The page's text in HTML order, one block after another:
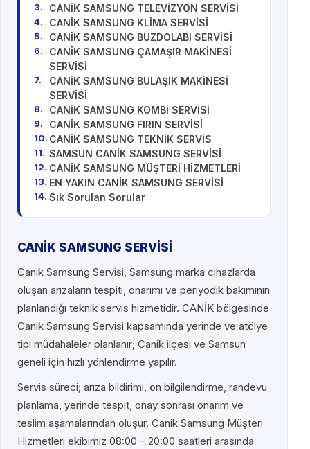
CANİK SAMSUNG TELEVİZYON SERVİSİ
CANİK SAMSUNG KLİMA SERVİSİ
CANİK SAMSUNG BUZDOLABI SERVİSİ
CANİK SAMSUNG ÇAMAŞIR MAKİNESİ
SERVİSİ
CANİK SAMSUNG BULAŞIK MAKİNESİ
SERVİSİ
CANİK SAMSUNG KOMBİ SERVİSİ
CANİK SAMSUNG FIRIN SERVİSİ
CANİK SAMSUNG TEKNİK SERVİS
SAMSUN CANİK SAMSUNG SERVİSİ
CANİK SAMSUNG MÜŞTERİ HİZMETLERİ
EN YAKIN CANİK SAMSUNG SERVİSİ
Sık Sorulan Sorular
CANİK SAMSUNG SERVİSİ
Canik Samsung Servisi, Samsung marka cihazlarda
oluşan arızaların tespiti, onarımı ve periyodik bakımının
planlandığı teknik servis hizmetidir. CANİK bölgesinde
Canik Samsung Servisi kapsamında yerinde ve atölye
tipi müdahaleler planlanır; Canik ilçesi ve Samsun
geneli için hızlı yönlendirme yapılır.
Servis süreci; arıza bildirimi, ön bilgilendirme, randevu
planlama, yerinde tespit, onay sonrası onarım ve
teslim aşamalarından oluşur. Canik Samsung Müşteri
Hizmetleri ekibimiz 08:00 – 20:00 saatleri arasında